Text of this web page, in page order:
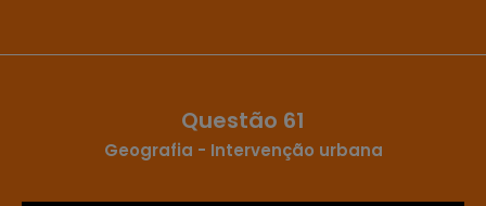
Questão 61
Geografia - Intervenção urbana